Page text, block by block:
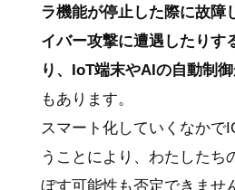
ラ機能が停止した際に故障
イバー攻撃に遭遇したりす
り、IoT端末やAIの自動制
もあります。
スマート化していくなかで
うことにより、わたしたち
ぼす可能性も否定できませ